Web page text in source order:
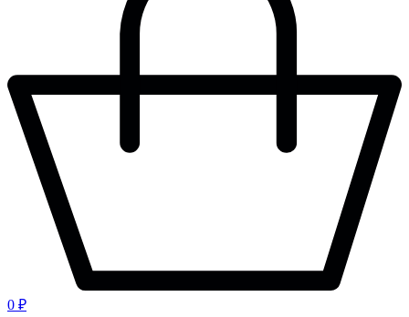
0 ₽